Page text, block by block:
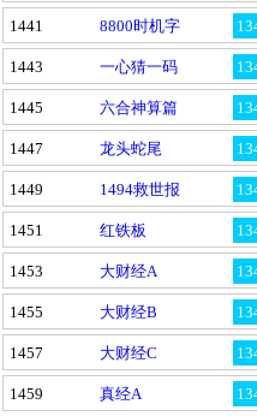
1441 8800时机字
1443 一心猜一码
1445 六合神算篇
1447 龙头蛇尾
1449 1494救世报
1451 红铁板
1453 大财经A
1455 大财经B
1457 大财经C
1459 真经A